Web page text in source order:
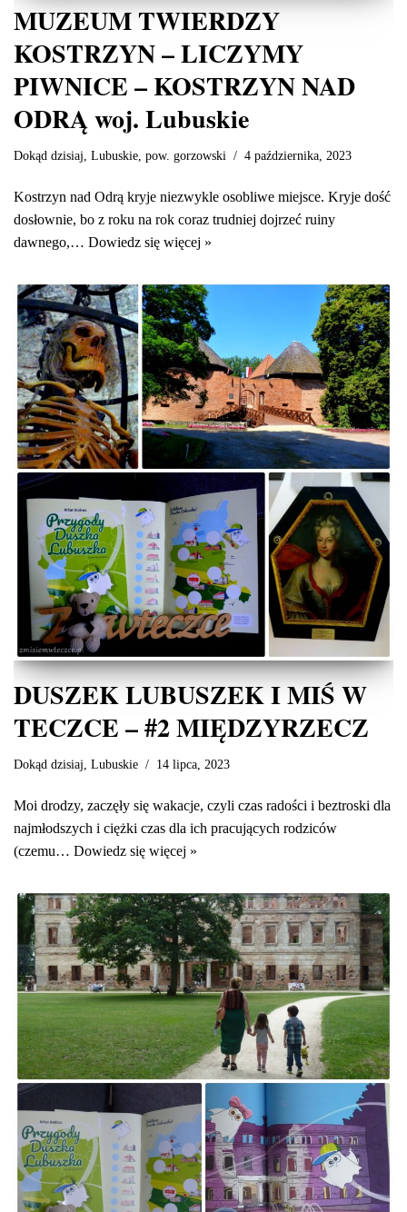
MUZEUM TWIERDZY
KOSTRZYN – LICZYMY
PIWNICE – KOSTRZYN NAD
ODRĄ woj. Lubuskie
Dokąd dzisiaj Lubuskie pow. gorzowski 4 października, 2023
Kostrzyn nad Odrą kryje niezwykle osobliwe miejsce. Kryje dość
dosłownie, bo z roku na rok coraz trudniej dojrzeć ruiny
dawnego,… Dowiedz się więcej »
DUSZEK LUBUSZEK I MIŚ W
TECZCE – #2 MIĘDZYRZECZ
Dokąd dzisiaj Lubuskie 14 lipca, 2023
Moi drodzy, zaczęły się wakacje, czyli czas radości i beztroski dla
najmłodszych i ciężki czas dla ich pracujących rodziców
(czemu… Dowiedz się więcej »